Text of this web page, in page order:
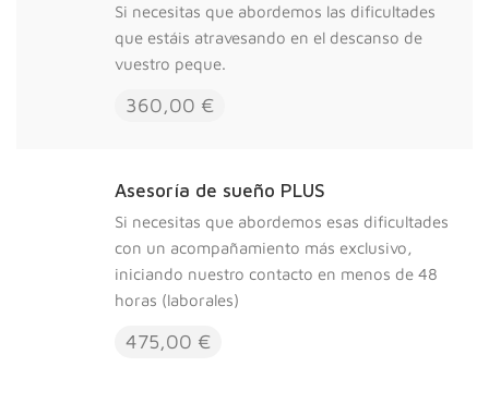
Si necesitas que abordemos las dificultades
que estáis atravesando en el descanso de
vuestro peque.
360,00 €
Asesoría de sueño PLUS
Si necesitas que abordemos esas dificultades
con un acompañamiento más exclusivo,
iniciando nuestro contacto en menos de 48
horas (laborales)
475,00 €